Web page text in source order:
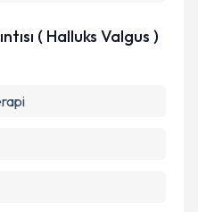
( Halluks Valgus )